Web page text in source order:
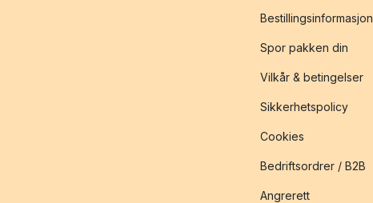
Bestillingsinformasjon
Spor pakken din
Vilkår & betingelser
Sikkerhetspolicy
Cookies
Bedriftsordrer / B2B
Angrerett